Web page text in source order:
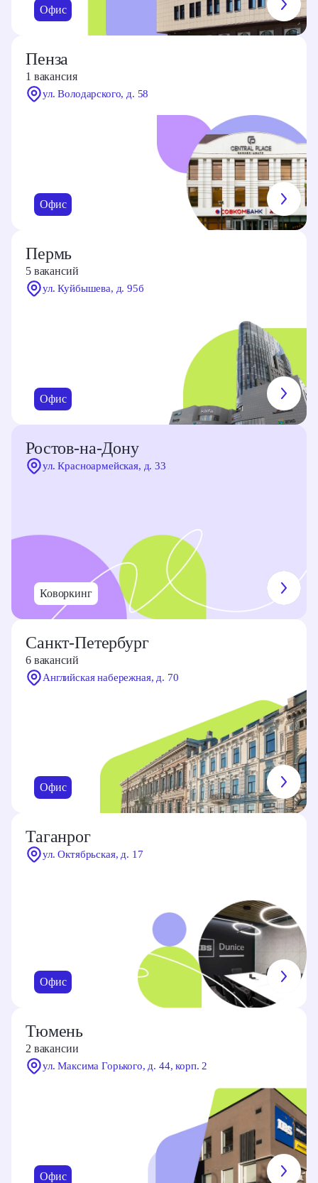
Офис
Пенза
1 вакансия
ул. Володарского, д. 58
Офис
Пермь
5 вакансий
ул. Куйбышева, д. 95б
Офис
Ростов‑на‑Дону
ул. Красноармейская, д. 33
Коворкинг
Дону. Локация — «тихий центр»
Санкт‑Петербург
6 вакансий
Английская набережная, д. 70
Офис
Таганрог
ул. Октябрьская, д. 17
Офис
Тюмень
2 вакансии
ул. Максима Горького, д. 44, корп. 2
Офис